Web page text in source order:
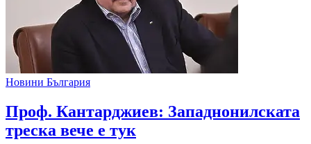
Новини България
Проф. Кантарджиев: Западнонилската
треска вече е тук